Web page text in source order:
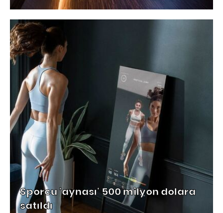
Sporcu 'aynası' 500 milyon dolara
satıldı